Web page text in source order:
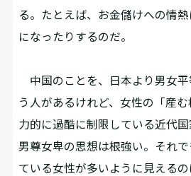
る。たとえば、お金儲けへの情
になったりするのだ。
中国のことを、日本より男女平
う人があるけれど、女性の「産
力的に過酷に制限している近代国
男尊女卑の思想は根強い。それ
ている女性が多いように見える